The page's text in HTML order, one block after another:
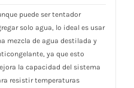
puede ser tentador
solo agua, lo ideal es usar
mezcla de agua destilada y
ya que esto
la capacidad del sistema
resistir temperaturas